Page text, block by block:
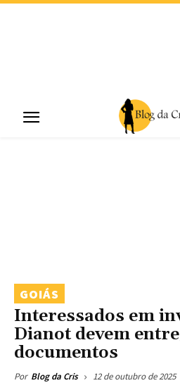
GOIÁS
Interessados em
Dianot devem
documentos
Por Blog da Cris 12 de outubro de 2025